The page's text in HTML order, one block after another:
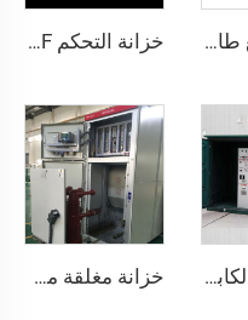
خزانة توزيع طاقة GGD 400A-3200A، حماية IP30، للاستخدام التجاري والصناعي خزانة التحكم JXF بحماية IP65 لتوزيع الطاقة الصناعية
علبة فروع الكابلات ذات الضغط العالي بتصميم مقاوم للماء للاستخدام الخارجي خزانة مغلقة من نوع KYN61